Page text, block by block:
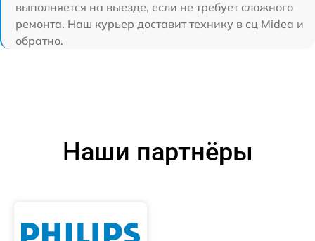
выполняется на выезде, если не требует сложного
ремонта. Наш курьер доставит технику в сц Midea и
обратно.
Наши партнёры